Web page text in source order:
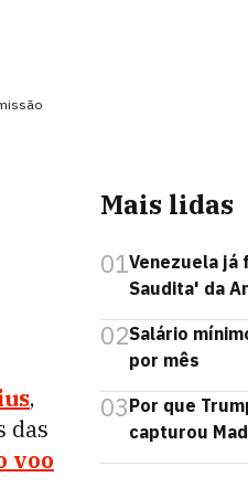
,
das
voo
Mais lidas
01Venezuela já
Saudita' da
02Salário
por mês
03Por que
capturou